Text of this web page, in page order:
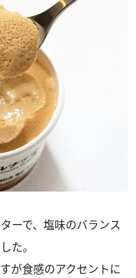
ーで、塩味のバランス
た。
が食感のアクセントに